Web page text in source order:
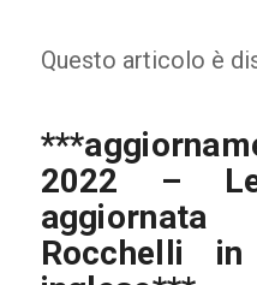
Questo articolo è
2022 –
Rocchelli in